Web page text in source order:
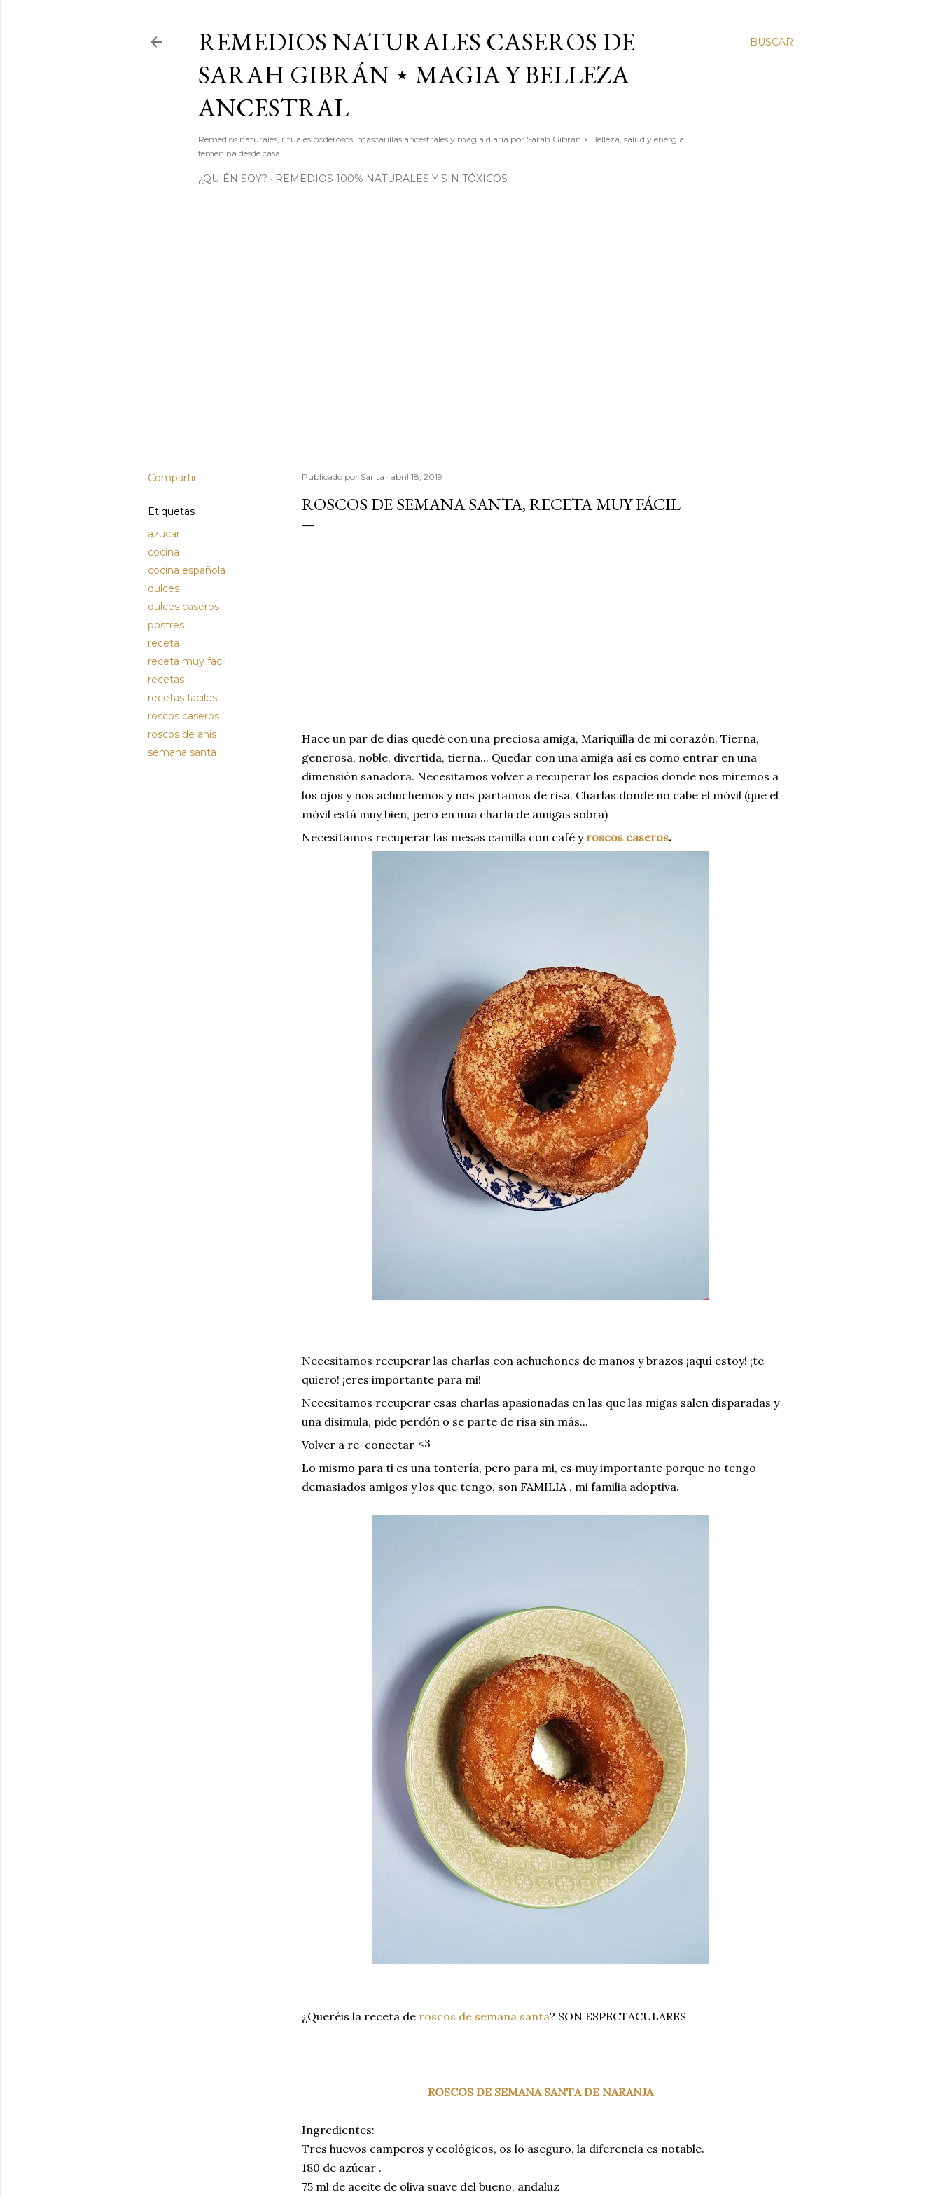
BUSCAR
REMEDIOS NATURALES CASEROS DE
SARAH GIBRÁN ⋆ MAGIA Y BELLEZA
ANCESTRAL
Remedios naturales, rituales poderosos, mascarillas ancestrales y magia diaria por Sarah Gibrán ⋆ Belleza, salud y energía
femenina desde casa.
¿QUIÉN SOY? REMEDIOS 100% NATURALES Y SIN TÓXICOS
Compartir
Etiquetas
azucar
cocina
cocina española
dulces
dulces caseros
postres
receta
receta muy facil
recetas
recetas faciles
roscos caseros
roscos de anis
semana santa
Publicado por Sarita abril 18, 2019
ROSCOS DE SEMANA SANTA, RECETA MUY FÁCIL
Hace un par de días quedé con una preciosa amiga, Mariquilla de mi corazón. Tierna,
generosa, noble, divertida, tierna... Quedar con una amiga así es como entrar en una
dimensión sanadora. Necesitamos volver a recuperar los espacios donde nos miremos a
los ojos y nos achuchemos y nos partamos de risa. Charlas donde no cabe el móvil (que el
móvil está muy bien, pero en una charla de amigas sobra)
Necesitamos recuperar las mesas camilla con café y roscos caseros.
Necesitamos recuperar las charlas con achuchones de manos y brazos ¡aquí estoy! ¡te
quiero! ¡eres importante para mi!
Necesitamos recuperar esas charlas apasionadas en las que las migas salen disparadas y
una disimula, pide perdón o se parte de risa sin más...
Volver a re-conectar <3
Lo mismo para ti es una tontería, pero para mi, es muy importante porque no tengo
demasiados amigos y los que tengo, son FAMILIA , mi familia adoptiva.
¿Queréis la receta de roscos de semana santa? SON ESPECTACULARES
ROSCOS DE SEMANA SANTA DE NARANJA
Ingredientes:
Tres huevos camperos y ecológicos, os lo aseguro, la diferencia es notable.
180 de azúcar .
75 ml de aceite de oliva suave del bueno, andaluz